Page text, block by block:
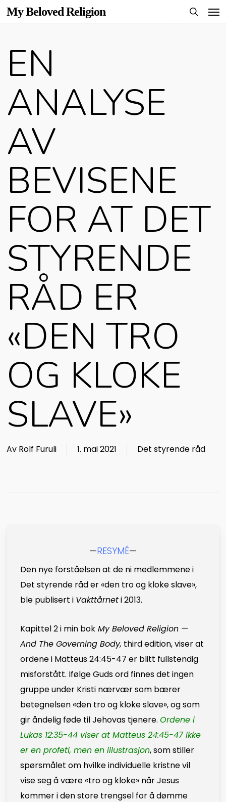
Skip
content
My Beloved Religion
EN
ANALYSE
AV
BEVISENE
FOR AT DET
STYRENDE
RÅD ER
«DEN TRO
OG KLOKE
SLAVE»
Av Rolf Furuli 1. mai 2021 Det styrende råd
—RESYMÉ—
Den nye forståelsen at de ni medlemmene i
Det styrende råd er «den tro og kloke slave»,
ble publisert i Vakttårneti 2013.
Kapittel 2 i min bok My Beloved Religion —
And The Governing Body, third edition, viser at
ordene i Matteus 24:45-47 er blitt fullstendig
misforstått. Ifølge Guds ord finnes det ingen
gruppe under Kristi nærvær som bærer
betegnelsen «den tro og kloke slave», og som
gir åndelig føde til Jehovas tjenere.Ordene i
Lukas 12:35-44 viser at Matteus 24:45-47 ikke
er en profeti, men en illustrasjon, som stiller
spørsmålet om hvilke individuelle kristne vil
vise seg å være «tro og kloke» når Jesus
kommer i den store trengsel for å dømme